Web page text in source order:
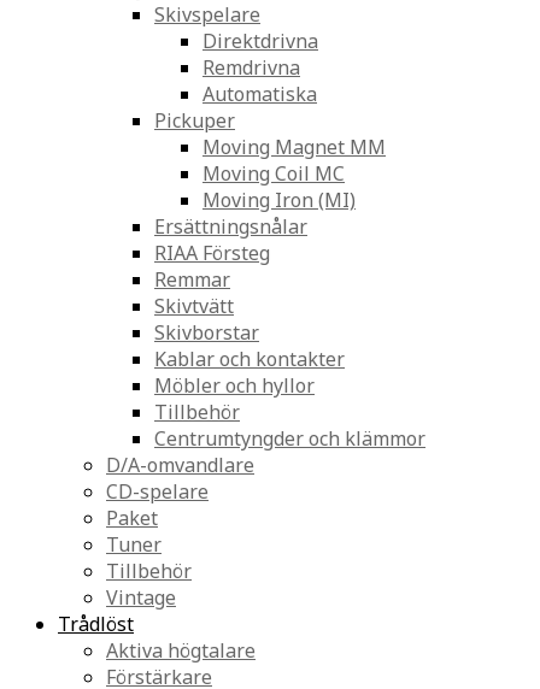
Skivspelare
Direktdrivna
Remdrivna
Automatiska
Pickuper
Moving Magnet MM
Moving Coil MC
Moving Iron (MI)
Ersättningsnålar
RIAA Försteg
Remmar
Skivtvätt
Skivborstar
Kablar och kontakter
Möbler och hyllor
Tillbehör
Centrumtyngder och klämmor
D/A-omvandlare
CD-spelare
Paket
Tuner
Tillbehör
Vintage
Trådlöst
Aktiva högtalare
Förstärkare